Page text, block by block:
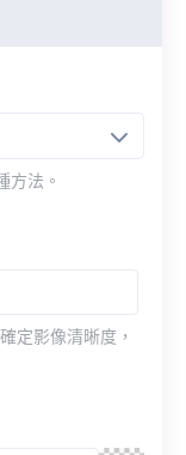
方法。
定影像清晰度，